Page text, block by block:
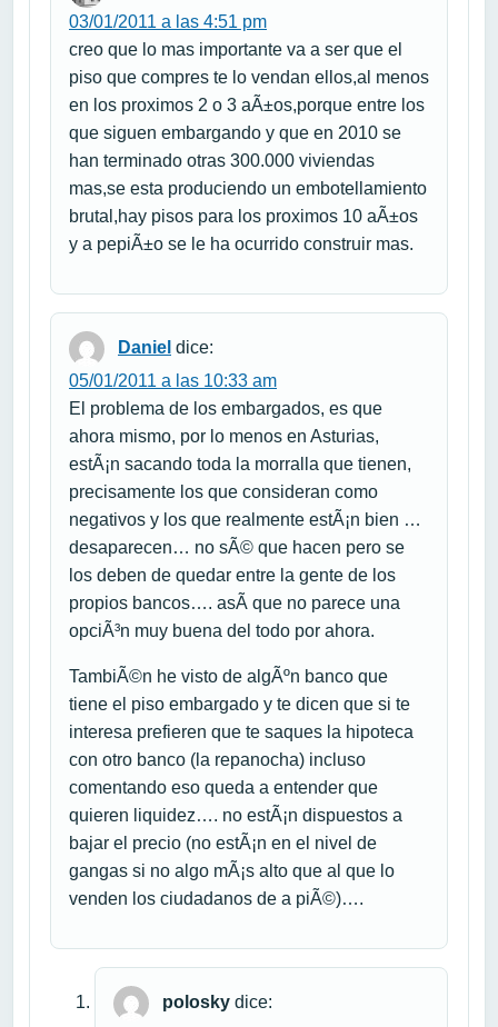
03/01/2011 a las 4:51 pm
creo que lo mas importante va a ser que el
piso que compres te lo vendan ellos,al menos
en los proximos 2 o 3 aÃ±os,porque entre los
que siguen embargando y que en 2010 se
han terminado otras 300.000 viviendas
mas,se esta produciendo un embotellamiento
brutal,hay pisos para los proximos 10 aÃ±os
y a pepiÃ±o se le ha ocurrido construir mas.
Daniel dice:
05/01/2011 a las 10:33 am
El problema de los embargados, es que
ahora mismo, por lo menos en Asturias,
estÃ¡n sacando toda la morralla que tienen,
precisamente los que consideran como
negativos y los que realmente estÃ¡n bien …
desaparecen… no sÃ© que hacen pero se
los deben de quedar entre la gente de los
propios bancos…. asÃ­ que no parece una
opciÃ³n muy buena del todo por ahora.
TambiÃ©n he visto de algÃºn banco que
tiene el piso embargado y te dicen que si te
interesa prefieren que te saques la hipoteca
con otro banco (la repanocha) incluso
comentando eso queda a entender que
quieren liquidez…. no estÃ¡n dispuestos a
bajar el precio (no estÃ¡n en el nivel de
gangas si no algo mÃ¡s alto que al que lo
venden los ciudadanos de a piÃ©)….
polosky dice: